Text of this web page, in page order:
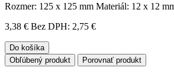
Rozmer: 125 x 125 mm Materiál: 12 x 12
3,38 € Bez DPH: 2,75 €
Do košíka
Obľúbený produkt
Porovnať produkt